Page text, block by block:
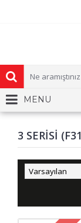
MENU
3 SERİSİ